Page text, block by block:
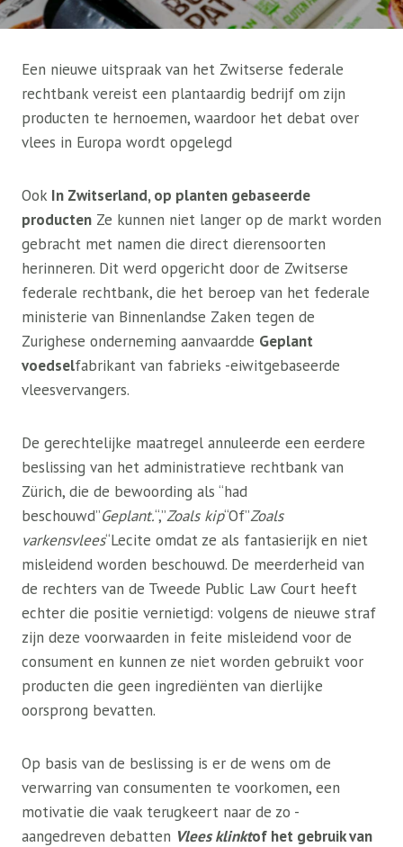
Een nieuwe uitspraak van het Zwitserse federale
rechtbank vereist een plantaardig bedrijf om zijn
producten te hernoemen, waardoor het debat over
vlees in Europa wordt opgelegd
Ook In Zwitserland, op planten gebaseerde
producten Ze kunnen niet langer op de markt worden
gebracht met namen die direct dierensoorten
herinneren. Dit werd opgericht door de Zwitserse
federale rechtbank, die het beroep van het federale
ministerie van Binnenlandse Zaken tegen de
Zurighese onderneming aanvaardde Geplant
voedselfabrikant van fabrieks -eiwitgebaseerde
vleesvervangers.
De gerechtelijke maatregel annuleerde een eerdere
beslissing van het administratieve rechtbank van
Zürich, die de bewoording als “had
beschouwd”Geplant.“,”Zoals kip“Of”Zoals
varkensvlees“Lecite omdat ze als fantasierijk en niet
misleidend worden beschouwd. De meerderheid van
de rechters van de Tweede Public Law Court heeft
echter die positie vernietigd: volgens de nieuwe straf
zijn deze voorwaarden in feite misleidend voor de
consument en kunnen ze niet worden gebruikt voor
producten die geen ingrediënten van dierlijke
oorsprong bevatten.
Op basis van de beslissing is er de wens om de
verwarring van consumenten te voorkomen, een
motivatie die vaak terugkeert naar de zo -
aangedreven debatten Vlees klinktof het gebruik van